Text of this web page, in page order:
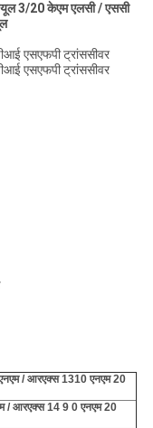
3/20 केएम एलसी / एससी
एसएफपी ट्रांससीवर
एसएफपी ट्रांससीवर
/ आरएक्स 1310 एनएम 20
/ आरएक्स 14 9 0 एनएम 20